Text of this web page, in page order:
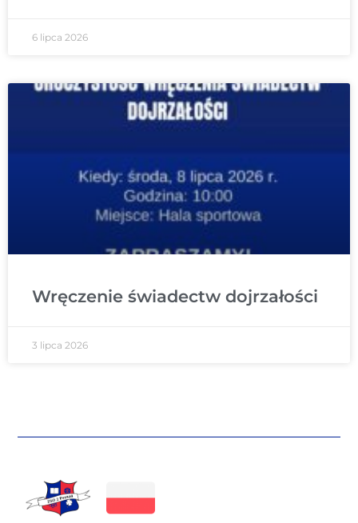
6 lipca 2026
Wręczenie świadectw dojrzałości
3 lipca 2026